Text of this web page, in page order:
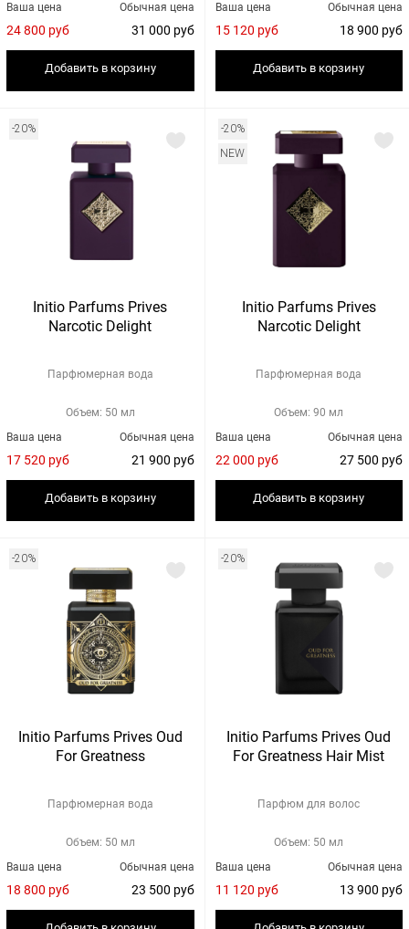
Обычная цена
31 000 руб
Ваша цена
24 800 руб
Добавить в корзину
Обычная цена
18 900 руб
Ваша цена
15 120 руб
Добавить в корзину
-20%
Initio Parfums Prives
Narcotic Delight
Парфюмерная вода
Объем: 50 мл
Обычная цена
21 900 руб
Ваша цена
17 520 руб
Добавить в корзину
-20%
NEW
Initio Parfums Prives
Narcotic Delight
Парфюмерная вода
Объем: 90 мл
Обычная цена
27 500 руб
Ваша цена
22 000 руб
Добавить в корзину
-20%
Initio Parfums Prives Oud
For Greatness
Парфюмерная вода
Объем: 50 мл
Обычная цена
23 500 руб
Ваша цена
18 800 руб
-20%
Initio Parfums Prives Oud
For Greatness Hair Mist
Парфюм для волос
Объем: 50 мл
Обычная цена
13 900 руб
Ваша цена
11 120 руб